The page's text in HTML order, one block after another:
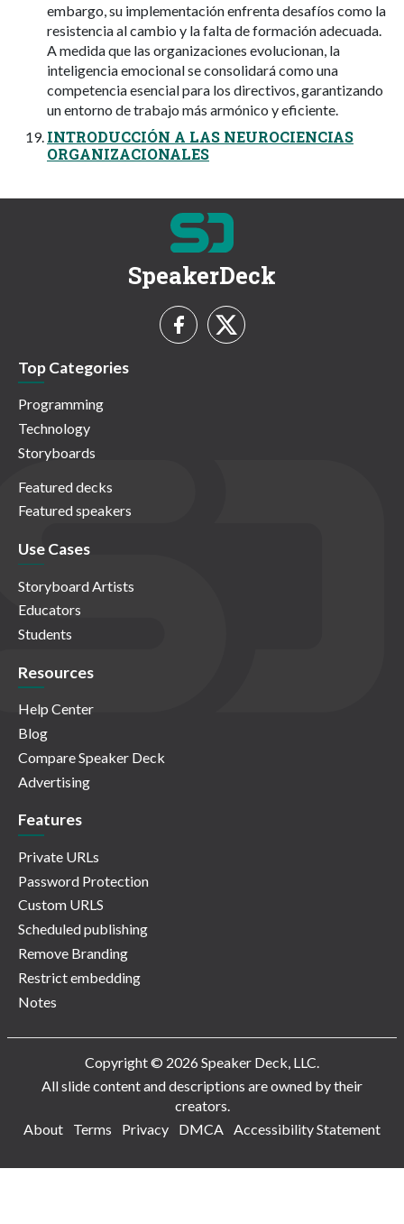
embargo, su implementación enfrenta desafíos como la
resistencia al cambio y la falta de formación adecuada.
A medida que las organizaciones evolucionan, la
inteligencia emocional se consolidará como una
competencia esencial para los directivos, garantizando
un entorno de trabajo más armónico y eficiente.
INTRODUCCIÓN A LAS NEUROCIENCIAS
ORGANIZACIONALES
SpeakerDeck
Top Categories
Programming
Technology
Storyboards
Featured decks
Featured speakers
Use Cases
Storyboard Artists
Educators
Students
Resources
Help Center
Blog
Compare Speaker Deck
Advertising
Features
Private URLs
Password Protection
Custom URLS
Scheduled publishing
Remove Branding
Restrict embedding
Notes
Copyright © 2026 Speaker Deck, LLC.
All slide content and descriptions are owned by their
creators.
About
Terms Privacy DMCA Accessibility Statement